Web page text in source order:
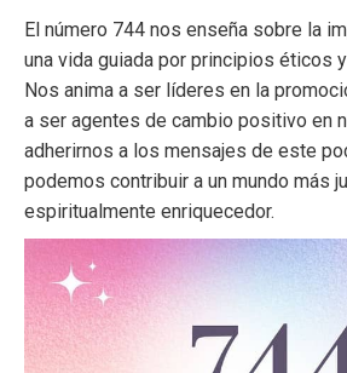
El número 744 nos enseña sobre la
una vida guiada por principios éticos
Nos anima a ser líderes en la
a ser agentes de cambio positivo en
adherirnos a los mensajes de este
podemos contribuir a un mundo más
espiritualmente enriquecedor.